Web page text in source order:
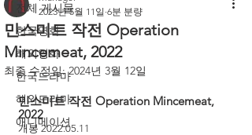
전체 게시물
한국영화
해외영화
한국드라마
해외드라마
애니메이션
민스미트 작전 Operation
Mincemeat, 2022
2023년 5월 11일 6분 분량
최종 수정일:2024년 3월 12일
민스미트 작전 Operation Mincemeat,
2022
개봉 2022.05.11